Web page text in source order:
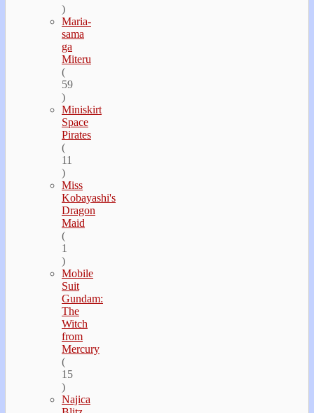
)
Maria-
sama
ga
Miteru
(
59
)
Miniskirt
Space
Pirates
(
11
)
Miss
Kobayashi's
Dragon
Maid
(
1
)
Mobile
Suit
Gundam:
The
Witch
from
Mercury
(
15
)
Najica